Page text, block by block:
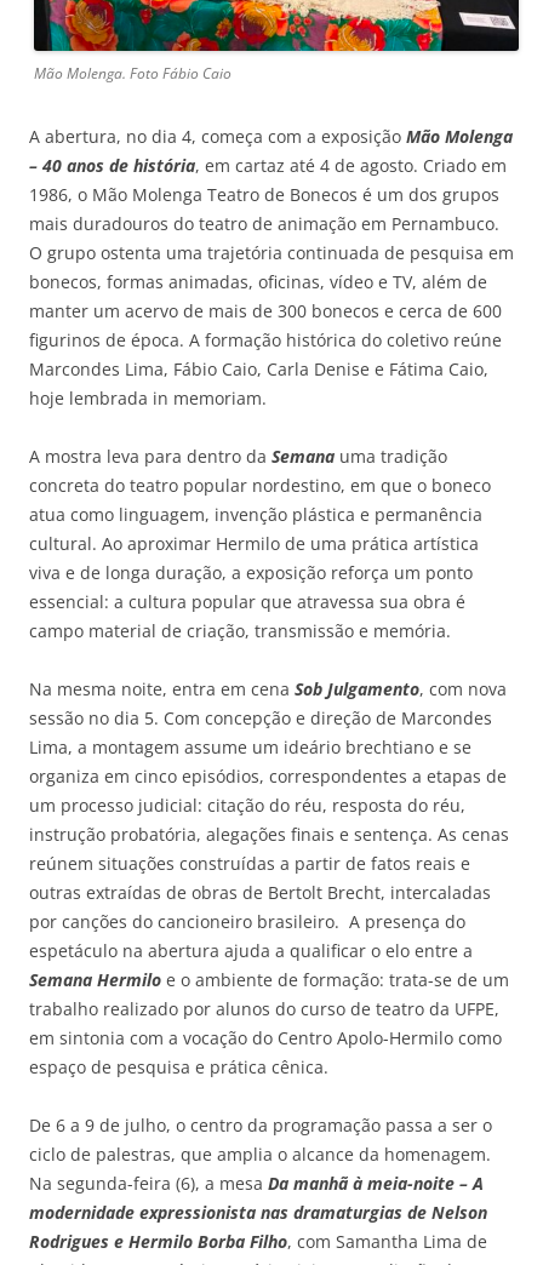
Mão Molenga. Foto Fábio Caio
A abertura, no dia 4, começa com a exposição Mão Molenga
– 40 anos de história, em cartaz até 4 de agosto. Criado em
1986, o Mão Molenga Teatro de Bonecos é um dos grupos
mais duradouros do teatro de animação em Pernambuco.
O grupo ostenta uma trajetória continuada de pesquisa em
bonecos, formas animadas, oficinas, vídeo e TV, além de
manter um acervo de mais de 300 bonecos e cerca de 600
figurinos de época. A formação histórica do coletivo reúne
Marcondes Lima, Fábio Caio, Carla Denise e Fátima Caio,
hoje lembrada in memoriam.
A mostra leva para dentro da Semana uma tradição
concreta do teatro popular nordestino, em que o boneco
atua como linguagem, invenção plástica e permanência
cultural. Ao aproximar Hermilo de uma prática artística
viva e de longa duração, a exposição reforça um ponto
essencial: a cultura popular que atravessa sua obra é
campo material de criação, transmissão e memória.
Na mesma noite, entra em cena Sob Julgamento, com nova
sessão no dia 5. Com concepção e direção de Marcondes
Lima, a montagem assume um ideário brechtiano e se
organiza em cinco episódios, correspondentes a etapas de
um processo judicial: citação do réu, resposta do réu,
instrução probatória, alegações finais e sentença. As cenas
reúnem situações construídas a partir de fatos reais e
outras extraídas de obras de Bertolt Brecht, intercaladas
por canções do cancioneiro brasileiro. A presença do
espetáculo na abertura ajuda a qualificar o elo entre a
Semana Hermilo e o ambiente de formação: trata-se de um
trabalho realizado por alunos do curso de teatro da UFPE,
em sintonia com a vocação do Centro Apolo-Hermilo como
espaço de pesquisa e prática cênica.
De 6 a 9 de julho, o centro da programação passa a ser o
ciclo de palestras, que amplia o alcance da homenagem.
Na segunda-feira (6), a mesa Da manhã à meia-noite – A
modernidade expressionista nas dramaturgias de Nelson
Rodrigues e Hermilo Borba Filho, com Samantha Lima de